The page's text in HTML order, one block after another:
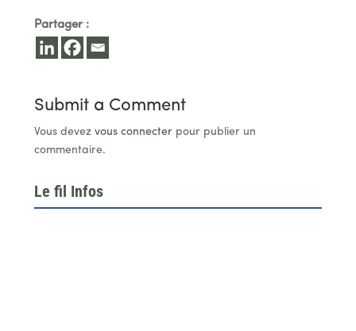
Partager :
Submit a Comment
Vous devez vous connecterpour publier un
commentaire.
Le fil Infos